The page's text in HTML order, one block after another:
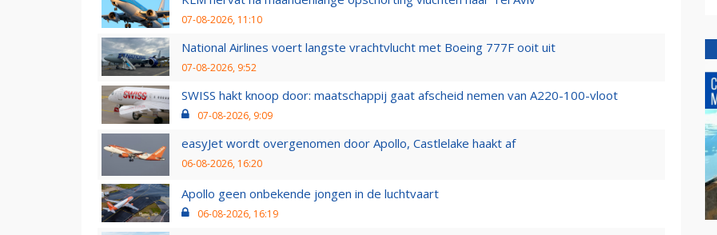
07-08-2026, 11:10
National Airlines voert langste vrachtvlucht met Boeing 777F ooit uit
07-08-2026, 9:52
SWISS hakt knoop door: maatschappij gaat afscheid nemen van A220-100-vloot
07-08-2026, 9:09
easyJet wordt overgenomen door Apollo, Castlelake haakt af
06-08-2026, 16:20
Apollo geen onbekende jongen in de luchtvaart
06-08-2026, 16:19